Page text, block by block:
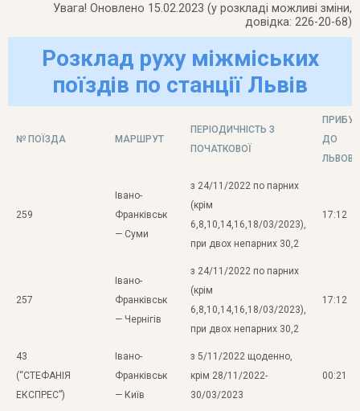
Увага! Оновлено 15.02.2023 (у розкладі можливі зміни,
довідка: 226-20-68)
Розклад руху міжміських
поїздів по станції Львів
№ ПОЇЗДА МАРШРУТ
ПЕРIОДИЧНIСТЬ З
ПОЧАТКОВОЇ
ДО
ЛЬВОВА
259
Івано-
Франківськ
— Суми
з 24/11/2022 по парних
(крім
6,8,10,14,16,18/03/2023),
при двох непарних 30,2
17:12
257
Івано-
Франківськ
— Чернігів
з 24/11/2022 по парних
(крім
6,8,10,14,16,18/03/2023),
при двох непарних 30,2
17:12
43
(“СТЕФАНІЯ
ЕКСПРЕС”)
Івано-
Франківськ
— Київ
з 5/11/2022 щоденно,
крім 28/11/2022-
30/03/2023
00:21